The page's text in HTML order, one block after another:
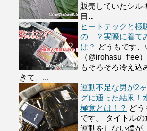
販売していたシル
目...
ヒートテックと極
の！？実際に着て
は？ どうもです、
（@irohasu_free
もそろそろ冷え込
きて、...
運動不足な男が2
グに通った結果！
極意とは！？ どう
です。 タイトル
運動をしない僕が